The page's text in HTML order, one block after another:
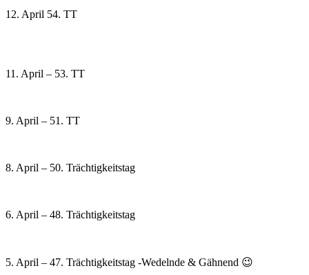
12. April 54. TT
11. April – 53. TT
9. April – 51. TT
8. April – 50. Trächtigkeitstag
6. April – 48. Trächtigkeitstag
5. April – 47. Trächtigkeitstag -Wedelnde & Gähnend 😉